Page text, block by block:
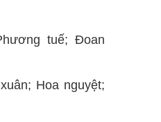
tuế; Đoan
Hoa nguyệt;